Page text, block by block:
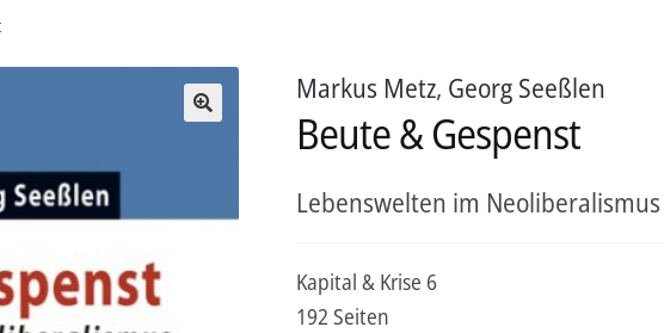
Markus Metz, Georg Seeßlen
Beute & Gespenst
Lebenswelten im Neoliberalismus
Kapital & Krise 6
192 Seiten